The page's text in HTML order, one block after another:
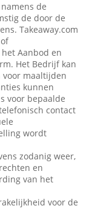
de
de door de
Takeaway.com
Aanbod en
Het Bedrijf kan
maaltijden
kunnen
voor bepaalde
contact
wordt
zodanig weer,
en
van het
voor de